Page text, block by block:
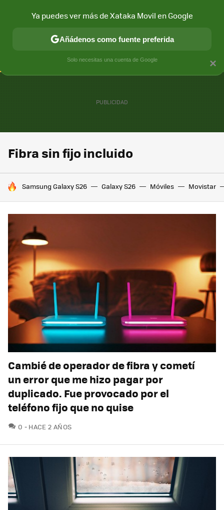
CONECTIVIDAD MÓVIL Y SOCIEDAD APLICACIONES
Fibra sin fijo incluido
HOY SE HABLA DE
Samsung Galaxy S26 Galaxy S26 Móviles Movistar
Cambié de operador de fibra y cometí
un error que me hizo pagar por
duplicado. Fue provocado por el
teléfono fijo que no quise
0 COMENTARIOS
HACE 2 AÑOS
×
Ya puedes ver más de Xataka Movil en Google
Añádenos como fuente preferida
Solo necesitas una cuenta de Google